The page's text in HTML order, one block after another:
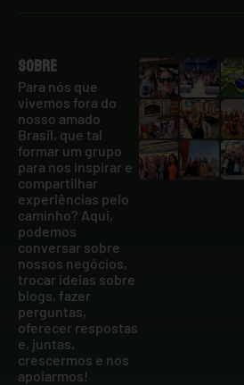
Sobre
Para nós que
vivemos fora do
nosso amado
Brasil, que tal
formar um grupo
para nos inspirar e
compartilhar
experiências pelo
caminho? Aqui,
podemos
conversar sobre
nossos negócios,
trocar ideias sobre
blogs, fazer
perguntas,
oferecer respostas
e, juntas,
crescermos e nos
apoiarmos!